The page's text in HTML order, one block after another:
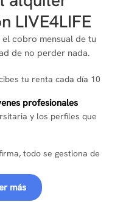
LIVE4LIFE
cobro mensual de tu
de no perder nada.
tu renta cada día 10
profesionales
y los perfiles que
todo se gestiona de
más